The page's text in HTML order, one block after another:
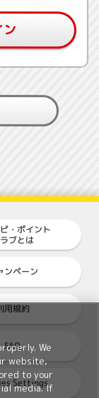
ン
・ポイント
ブとは
ンペーン
用規約
FAQ
Settings
We
website,
to your
media. If